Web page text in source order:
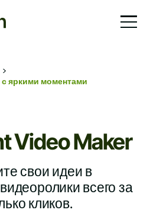
яркими моментами
Video Maker
свои идеи в
всего за
кликов.